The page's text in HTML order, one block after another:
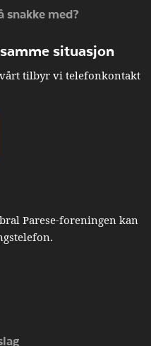
snakke med?
situasjon
tilbyr vi telefonkontakt
Parese-foreningen kan